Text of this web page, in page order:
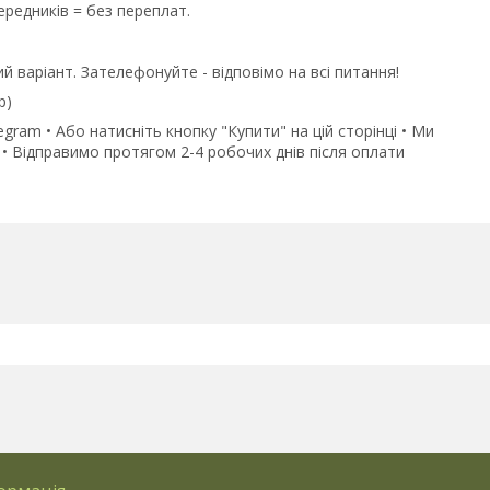
= без переплат.
варіант. Зателефонуйте - відповімо на всі питання!
• Або натисніть кнопку "Купити" на цій сторінці • Ми
Відправимо протягом 2-4 робочих днів після оплати